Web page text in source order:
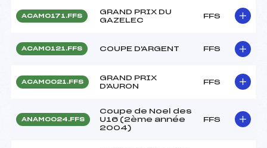
ACAM0171.FFS
GRAND PRIX DU
GAZELEC
FFS
ACAM0121.FFS COUPE D'ARGENT FFS
ACAM0021.FFS
GRAND PRIX
D'AURON
FFS
ANAM0024.FFS
Coupe de Noel des
U16 (2ème année
2004)
FFS